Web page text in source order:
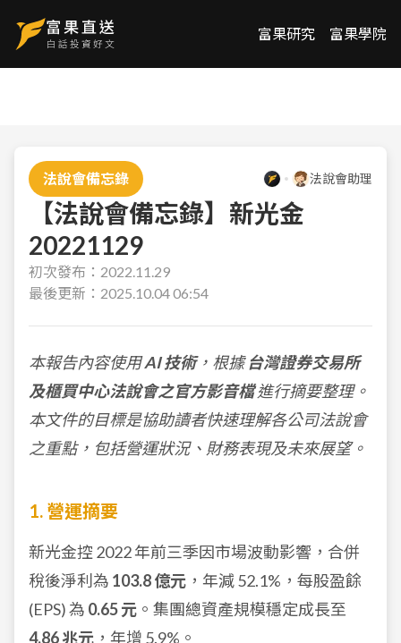
富果研究 富果學院
法說會備忘錄 法說會助理
【法說會備忘錄】新光金
20221129
初次發布： 2022.11.29
最後更新： 2025.10.04 06:54
本報告內容使用AI 技術，根據台灣證券交易所
及櫃買中心法說會之官方影音檔進行摘要整理。
本文件的目標是協助讀者快速理解各公司法說會
之重點，包括營運狀況、財務表現及未來展望。
1. 營運摘要
新光金控 2022 年前三季因市場波動影響，合併
稅後淨利為 103.8 億元 ，年減 52.1%，每股盈餘
(EPS) 為 0.65 元 。集團總資產規模穩定成長至
4.86 兆元 ，年增 5.9%。